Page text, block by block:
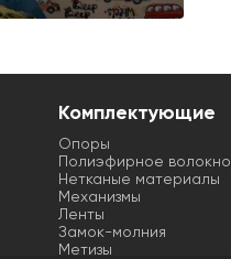
Комплектующие
Опоры
Полиэфирное волокно
Нетканые материалы
Механизмы
Ленты
Замок-молния
Метизы